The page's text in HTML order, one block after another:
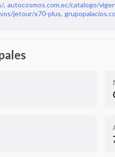
, autocosmos.com.ec/catalogo/
jetour/x70-plus,